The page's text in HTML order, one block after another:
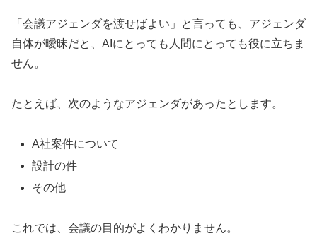
「会議アジェンダを渡せばよい」と言っても、アジェンダ
自体が曖昧だと、AIにとっても人間にとっても役に立ちま
せん。
たとえば、次のようなアジェンダがあったとします。
A社案件について
設計の件
その他
これでは、会議の目的がよくわかりません。